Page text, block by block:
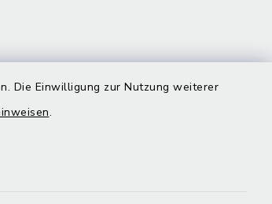
Die Einwilligung zur Nutzung weiterer
.